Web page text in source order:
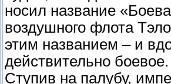
носил название
воздушного флота
этим названием – и
действительно боевое.
Ступив на палубу,